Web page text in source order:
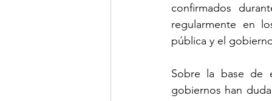
confirmados
regularmente en
pública y el
Sobre la base de
gobiernos han